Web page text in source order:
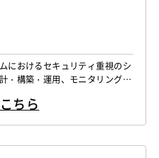
の構築・運用経験 ・ECSま
たチーム開発経験 ・運用改善
におけるセキュリティ重視のシ
・構築・運用、モニタリング設
ちら